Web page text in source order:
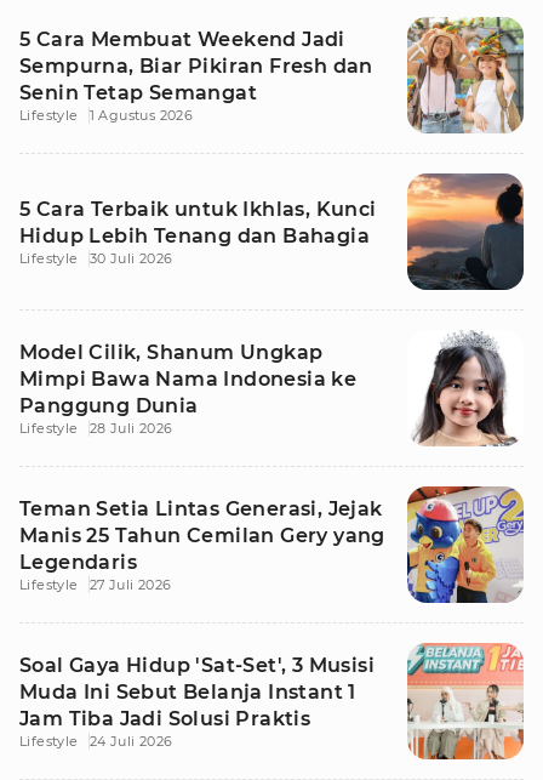
5 Cara Membuat Weekend Jadi
Sempurna, Biar Pikiran Fresh dan
Senin Tetap Semangat
Lifestyle 1 Agustus 2026
5 Cara Terbaik untuk Ikhlas, Kunci
Hidup Lebih Tenang dan Bahagia
Lifestyle 30 Juli 2026
Model Cilik, Shanum Ungkap
Mimpi Bawa Nama Indonesia ke
Panggung Dunia
Lifestyle 28 Juli 2026
Teman Setia Lintas Generasi, Jejak
Manis 25 Tahun Cemilan Gery yang
Legendaris
Lifestyle 27 Juli 2026
Soal Gaya Hidup 'Sat-Set', 3 Musisi
Muda Ini Sebut Belanja Instant 1
Jam Tiba Jadi Solusi Praktis
Lifestyle 24 Juli 2026